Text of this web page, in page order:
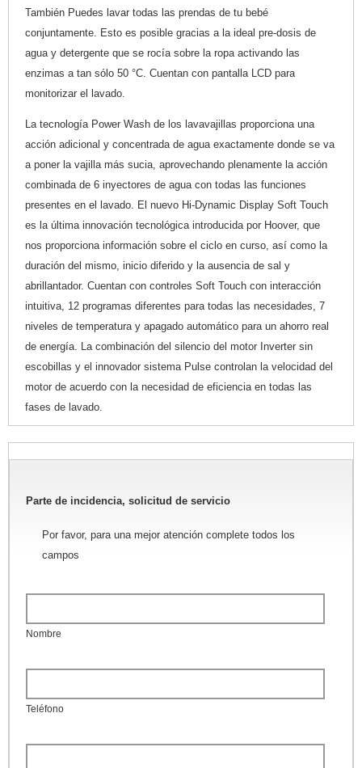
También Puedes lavar todas las prendas de tu bebé
conjuntamente. Esto es posible gracias a la ideal pre-dosis de
agua y detergente que se rocía sobre la ropa activando las
enzimas a tan sólo 50 °C. Cuentan con pantalla LCD para
monitorizar el lavado.
La tecnología Power Wash de los lavavajillas proporciona una
acción adicional y concentrada de agua exactamente donde se va
a poner la vajilla más sucia, aprovechando plenamente la acción
combinada de 6 inyectores de agua con todas las funciones
presentes en el lavado. El nuevo Hi-Dynamic Display Soft Touch
es la última innovación tecnológica introducida por Hoover, que
nos proporciona información sobre el ciclo en curso, así como la
duración del mismo, inicio diferido y la ausencia de sal y
abrillantador. Cuentan con controles Soft Touch con interacción
intuitiva, 12 programas diferentes para todas las necesidades, 7
niveles de temperatura y apagado automático para un ahorro real
de energía. La combinación del silencio del motor Inverter sin
escobillas y el innovador sistema Pulse controlan la velocidad del
motor de acuerdo con la necesidad de eficiencia en todas las
fases de lavado.
Parte de incidencia, solicitud de servicio
Por favor, para una mejor atención complete todos los
campos
Nombre
Teléfono